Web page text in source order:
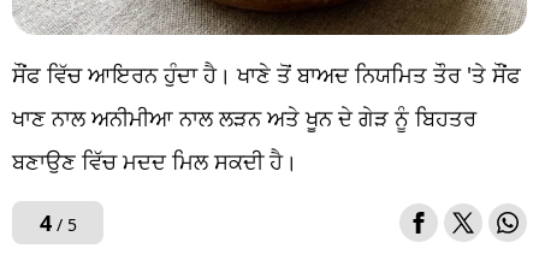
ਸੌਂਫ ਵਿੱਚ ਆਇਰਨ ਹੁੰਦਾ ਹੈ। ਖਾਣੇ ਤੋਂ ਬਾਅਦ ਨਿਯਮਿਤ ਤੌਰ 'ਤੇ ਸੌਂਫ
ਖਾਣ ਨਾਲ ਅਨੀਮੀਆ ਨਾਲ ਲੜਨ ਅਤੇ ਖੂਨ ਦੇ ਗੇੜ ਨੂੰ ਬਿਹਤਰ
ਬਣਾਉਣ ਵਿੱਚ ਮਦਦ ਮਿਲ ਸਕਦੀ ਹੈ।
4/ 5